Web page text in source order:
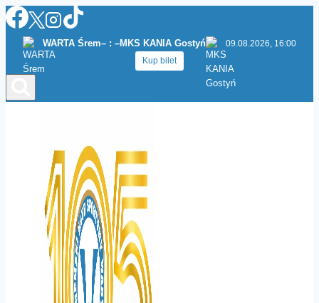
Przejdź
do
treści
WARTA Śrem– : –MKS KANIA Gostyń
09.08.2026, 16:00
Kup bilet